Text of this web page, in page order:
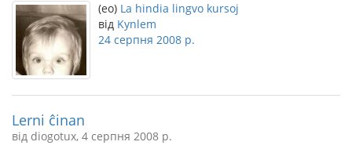
(eo) La hindia lingvo kursoj
від Kynlem
24 серпня 2008 р.
Lerni ĉinan
від diogotux, 4 серпня 2008 р.